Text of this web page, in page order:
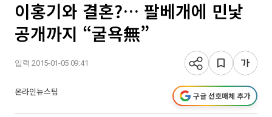
이홍기와 결혼?… 팔베개에 민낯
공개까지 “굴욕無”
입력 2015-01-05 09:41
온라인뉴스팀 구글 선호매체 추가